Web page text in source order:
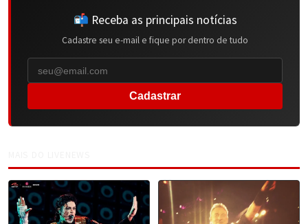
📬 Receba as principais notícias
Cadastre seu e-mail e fique por dentro de tudo
Cadastrar